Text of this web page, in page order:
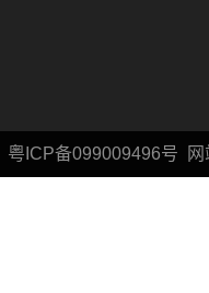
粤ICP备099009496号